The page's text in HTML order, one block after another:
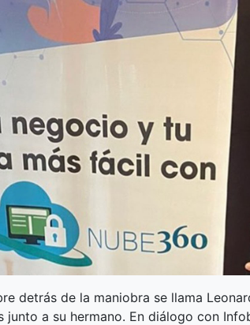
detrás de la maniobra se llama
junto a su hermano. En diálogo con